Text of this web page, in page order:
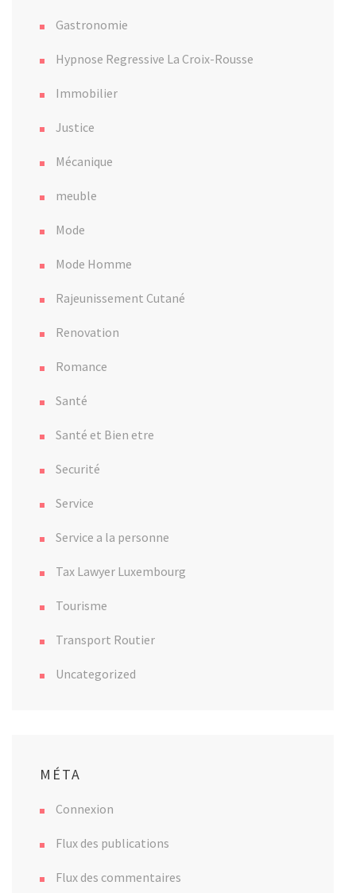
Gastronomie
Hypnose Regressive La Croix-Rousse
Immobilier
Justice
Mécanique
meuble
Mode
Mode Homme
Rajeunissement Cutané
Renovation
Romance
Santé
Santé et Bien etre
Securité
Service
Service a la personne
Tax Lawyer Luxembourg
Tourisme
Transport Routier
Uncategorized
MÉTA
Connexion
Flux des publications
Flux des commentaires